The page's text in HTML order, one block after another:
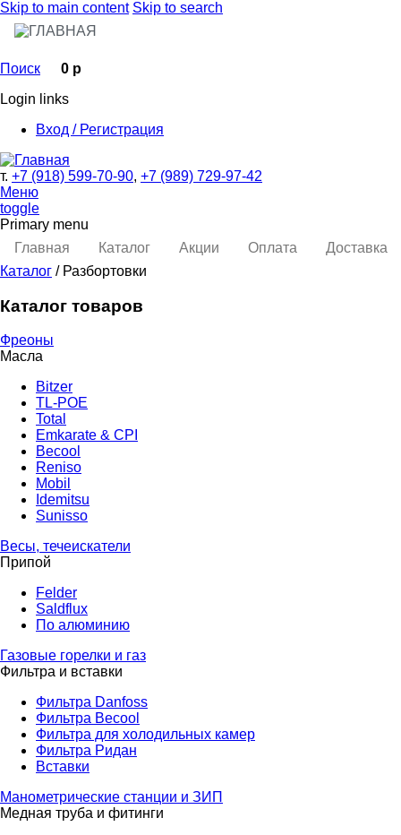
Skip to main content Skip to search
Поиск
0 р
Login links
Вход / Регистрация
т. +7 (918) 599-70-90, +7 (989) 729-97-42
Меню
toggle
Primary menu
Главная
Каталог Акции Оплата
Доставка
Каталог / Разбортовки
Каталог товаров
Фреоны
Масла
Bitzer
TL-POE
Total
Emkarate & CPI
Becool
Reniso
Mobil
Idemitsu
Sunisso
Весы, течеискатели
Припой
Felder
Saldflux
По алюминию
Газовые горелки и газ
Фильтра и вставки
Фильтра Danfoss
Фильтра Becool
Фильтра для холодильных камер
Фильтра Ридан
Вставки
Манометрические станции и ЗИП
Медная труба и фитинги